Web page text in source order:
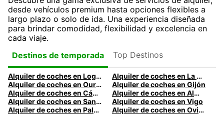
desde vehículos premium hasta opciones flexibles a
largo plazo o solo de ida. Una experiencia diseñada
para brindar comodidad, flexibilidad y excelencia en
cada viaje.
Destinos de temporada
Top Destinos
Alquiler de coches en Logroño
Alquiler de coches en La Coruña
Alquiler de coches en Ourense
Alquiler de coches en Gijón
Alquiler de coches en Cádiz
Alquiler de coches en Almería
Alquiler de coches en Santander
Alquiler de coches en Vigo
Alquiler de coches en Palma
Alquiler de coches en Oviedo